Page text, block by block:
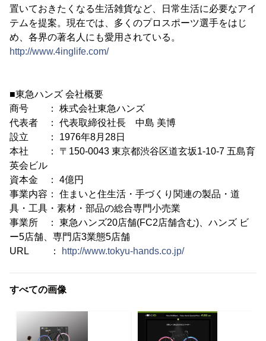
置いておきたくなる生活雑貨など、日常生活に必要なアイ
テムを提案。現在では、多くのプロスポーツ選手をはじ
め、各界の著名人にも愛用されている。
http://www.4inglife.com/
■東急ハンズ 会社概要
商号 ： 株式会社東急ハンズ
代表者 ： 代表取締役社長 中島 美博
設立 ： 1976年8月28日
本社 ： 〒150-0043 東京都渋谷区道玄坂1-10-7 五島育
英会ビル
資本金 ： 4億円
事業内容： 住まいと住生活・手づくり関連の製品・道
具・工具・素材・部品の総合専門小売業
事業所 ： 東急ハンズ20店舗(FC2店舗含む)、ハンズ ビ
ー5店舗、専門店3業態5店舗
URL ：
http://www.tokyu-hands.co.jp/
すべての画像